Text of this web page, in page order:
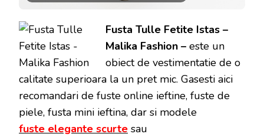
Fusta Tulle Fetite Istas –
Malika Fashion – este un
obiect de vestimentatie de o
calitate superioara la un pret mic. Gasesti aici
recomandari de fuste online ieftine, fuste de
piele, fusta mini ieftina, dar si modele
fuste elegante scurte sau